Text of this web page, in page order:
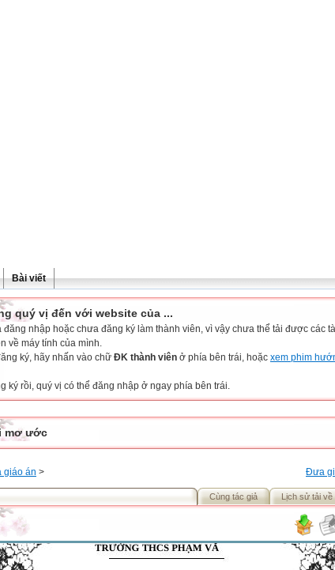
Bài viết
quý vị đến với website của ...
đăng nhập hoặc chưa đăng ký làm thành viên, vì vậy chưa thể tải được các
về máy tính của mình.
ký, hãy nhấn vào chữ ĐK thành viên ở phía bên trái, hoặc xem phim
ký rồi, quý vị có thể đăng nhập ở ngay phía bên trái.
mơ ước
Đưa
giáo án >
Cùng tác giả Lịch sử tải về